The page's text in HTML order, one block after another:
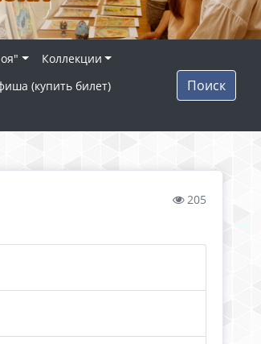
Коллекции
(купить билет)
Поиск
205